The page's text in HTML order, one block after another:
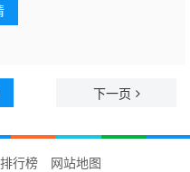
下一页
排行榜
网站地图